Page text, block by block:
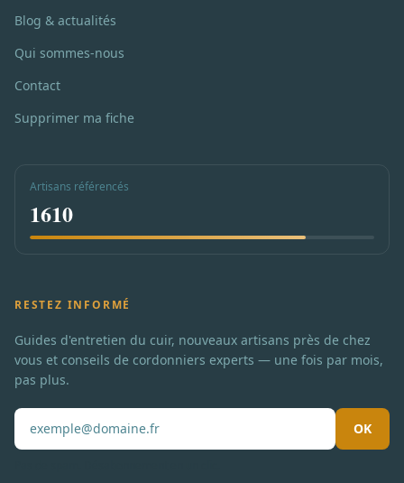
Blog & actualités
Qui sommes-nous
Contact
Supprimer ma fiche
Artisans référencés
1610
RESTEZ INFORMÉ
Guides d'entretien du cuir, nouveaux artisans près de chez
vous et conseils de cordonniers experts — une fois par mois,
pas plus.
OK